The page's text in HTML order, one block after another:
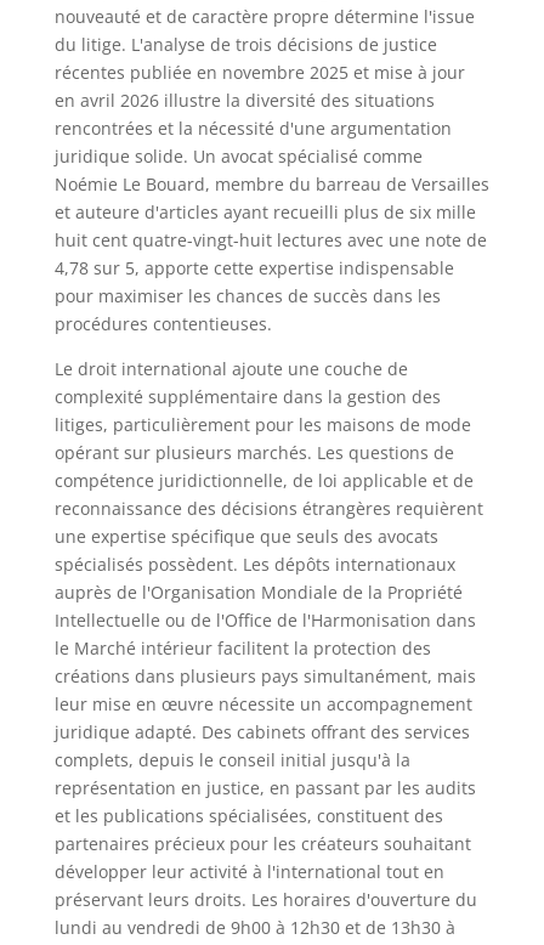
nouveauté et de caractère propre détermine l'issue
du litige. L'analyse de trois décisions de justice
récentes publiée en novembre 2025 et mise à jour
en avril 2026 illustre la diversité des situations
rencontrées et la nécessité d'une argumentation
juridique solide. Un avocat spécialisé comme
Noémie Le Bouard, membre du barreau de Versailles
et auteure d'articles ayant recueilli plus de six mille
huit cent quatre-vingt-huit lectures avec une note de
4,78 sur 5, apporte cette expertise indispensable
pour maximiser les chances de succès dans les
procédures contentieuses.
Le droit international ajoute une couche de
complexité supplémentaire dans la gestion des
litiges, particulièrement pour les maisons de mode
opérant sur plusieurs marchés. Les questions de
compétence juridictionnelle, de loi applicable et de
reconnaissance des décisions étrangères requièrent
une expertise spécifique que seuls des avocats
spécialisés possèdent. Les dépôts internationaux
auprès de l'Organisation Mondiale de la Propriété
Intellectuelle ou de l'Office de l'Harmonisation dans
le Marché intérieur facilitent la protection des
créations dans plusieurs pays simultanément, mais
leur mise en œuvre nécessite un accompagnement
juridique adapté. Des cabinets offrant des services
complets, depuis le conseil initial jusqu'à la
représentation en justice, en passant par les audits
et les publications spécialisées, constituent des
partenaires précieux pour les créateurs souhaitant
développer leur activité à l'international tout en
préservant leurs droits. Les horaires d'ouverture du
lundi au vendredi de 9h00 à 12h30 et de 13h30 à